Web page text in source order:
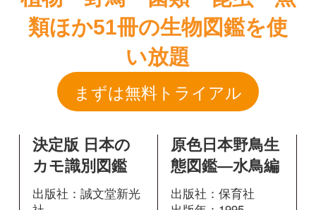
決定版 日本の
出版年：2015
掲載ページ：58ペ
原色日本野鳥生
態図鑑―水鳥編
出版社：保育社
掲載ページ： 22ペー